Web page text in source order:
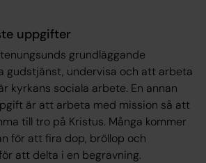
uppgifter
grundläggande
gudstjänst, undervisa och att arbeta
kyrkans sociala arbete. En annan
är att arbeta med mission så att
till tro på Kristus. Många kommer
för att fira dop, bröllop och
att delta i en begravning.